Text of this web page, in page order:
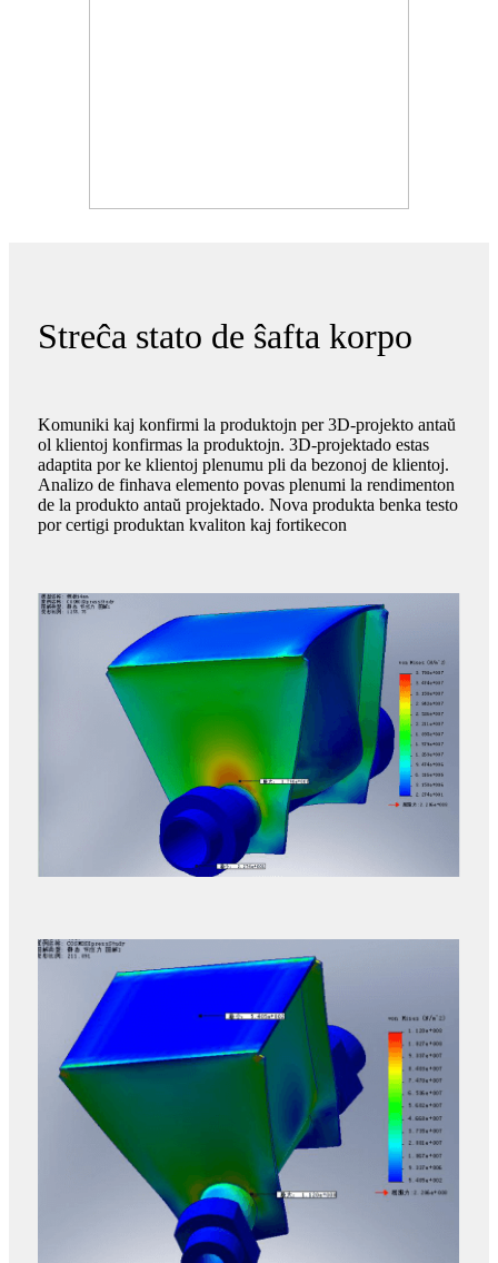
Streĉa stato de ŝafta korpo
Komuniki kaj konfirmi la produktojn per 3D-projekto antaŭ
ol klientoj konfirmas la produktojn. 3D-projektado estas
adaptita por ke klientoj plenumu pli da bezonoj de klientoj.
Analizo de finhava elemento povas plenumi la rendimenton
de la produkto antaŭ projektado. Nova produkta benka testo
por certigi produktan kvaliton kaj fortikecon